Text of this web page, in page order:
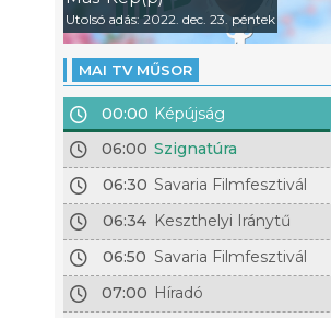
Utolsó adás: 2022. dec. 23. péntek
MAI TV MŰSOR
00:00 Képújság
06:00 Szignatúra
06:30 Savaria Filmfesztivál
06:34 Keszthelyi Iránytű
06:50 Savaria Filmfesztivál
07:00 Híradó